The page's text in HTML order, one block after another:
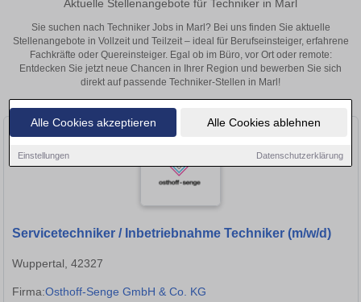
Alle Cookies akzeptieren Alle Cookies ablehnen
Einstellungen Datenschutzerklärung
Aktuelle Stellenangebote für Techniker in Marl
Sie suchen nach Techniker Jobs in Marl? Bei uns finden Sie aktuelle
Stellenangebote in Vollzeit und Teilzeit – ideal für Berufseinsteiger, erfahrene
Fachkräfte oder Quereinsteiger. Egal ob im Büro, vor Ort oder remote:
Entdecken Sie jetzt neue Chancen in Ihrer Region und bewerben Sie sich
direkt auf passende Techniker-Stellen in Marl!
Servicetechniker / Inbetriebnahme Techniker (m/w/d)
Wuppertal, 42327
Firma:Osthoff-Senge GmbH & Co. KG